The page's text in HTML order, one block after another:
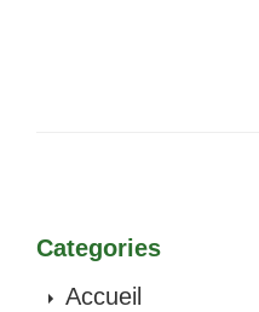
Categories
Accueil